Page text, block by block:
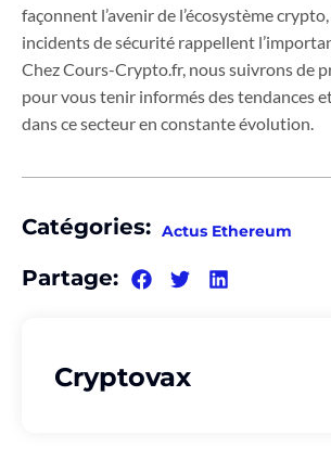
façonnent l’avenir de l’écosystème
incidents de sécurité rappellent
Chez Cours-Crypto.fr, nous suivrons de
pour vous tenir informés des tendances
dans ce secteur en constante évolution.
Catégories: Actus Ethereum
Partage:
Cryptovax